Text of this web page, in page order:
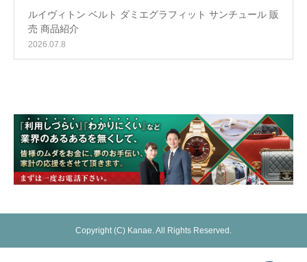
ルイヴィトン ベルト ダミエグラフィット サンチュール 販
売 商品紹介
2026.07.8
Copyright (C) Kanae. All Rights Reserved.